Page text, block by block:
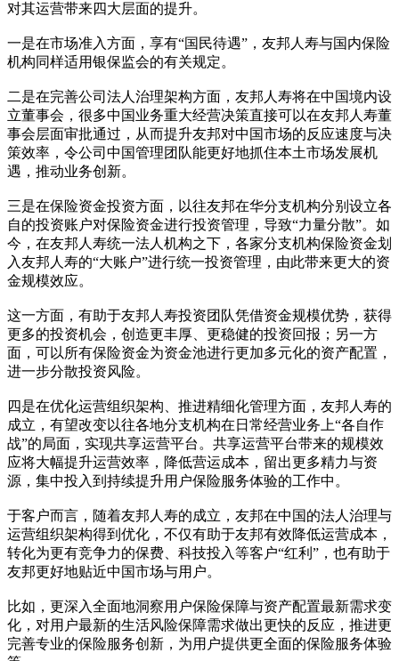
对其运营带来四大层面的提升。
一是在市场准入方面，享有“国民待遇”，友邦人寿与国内保险
机构同样适用银保监会的有关规定。
二是在完善公司法人治理架构方面，友邦人寿将在中国境内设
立董事会，很多中国业务重大经营决策直接可以在友邦人寿董
事会层面审批通过，从而提升友邦对中国市场的反应速度与决
策效率，令公司中国管理团队能更好地抓住本土市场发展机
遇，推动业务创新。
三是在保险资金投资方面，以往友邦在华分支机构分别设立各
自的投资账户对保险资金进行投资管理，导致“力量分散”。如
今，在友邦人寿统一法人机构之下，各家分支机构保险资金划
入友邦人寿的“大账户”进行统一投资管理，由此带来更大的资
金规模效应。
这一方面，有助于友邦人寿投资团队凭借资金规模优势，获得
更多的投资机会，创造更丰厚、更稳健的投资回报；另一方
面，可以所有保险资金为资金池进行更加多元化的资产配置，
进一步分散投资风险。
四是在优化运营组织架构、推进精细化管理方面，友邦人寿的
成立，有望改变以往各地分支机构在日常经营业务上“各自作
战”的局面，实现共享运营平台。共享运营平台带来的规模效
应将大幅提升运营效率，降低营运成本，留出更多精力与资
源，集中投入到持续提升用户保险服务体验的工作中。
于客户而言，随着友邦人寿的成立，友邦在中国的法人治理与
运营组织架构得到优化，不仅有助于友邦有效降低运营成本，
转化为更有竞争力的保费、科技投入等客户“红利”，也有助于
友邦更好地贴近中国市场与用户。
比如，更深入全面地洞察用户保险保障与资产配置最新需求变
化，对用户最新的生活风险保障需求做出更快的反应，推进更
完善专业的保险服务创新，为用户提供更全面的保险服务体验